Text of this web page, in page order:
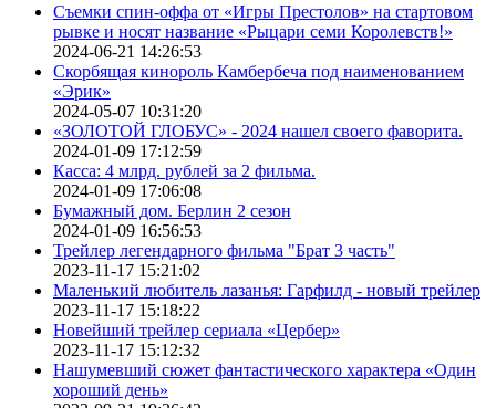
Съемки спин-оффа от «Игры Престолов» на стартовом
рывке и носят название «Рыцари семи Королевств!»
2024-06-21 14:26:53
Скорбящая кинороль Камбербеча под наименованием
«Эрик»
2024-05-07 10:31:20
«ЗОЛОТОЙ ГЛОБУС» - 2024 нашел своего фаворита.
2024-01-09 17:12:59
Касса: 4 млрд. рублей за 2 фильма.
2024-01-09 17:06:08
Бумажный дом. Берлин 2 сезон
2024-01-09 16:56:53
Трейлер легендарного фильма "Брат 3 часть"
2023-11-17 15:21:02
Маленький любитель лазанья: Гарфилд - новый трейлер
2023-11-17 15:18:22
Новейший трейлер сериала «Цербер»
2023-11-17 15:12:32
Нашумевший сюжет фантастического характера «Один
хороший день»